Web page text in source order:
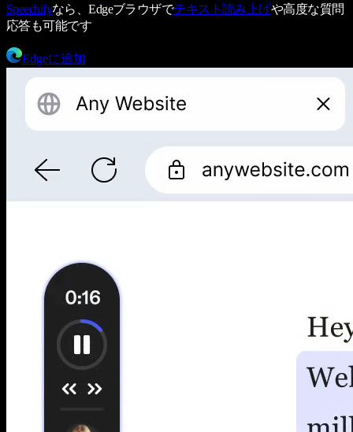
Speechifyなら、Edgeブラウザでテキスト読み上げや高度な質問
応答も可能です
Edgeに追加